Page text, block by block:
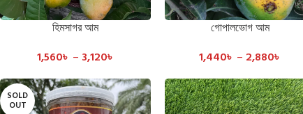
SELECT OPTIONSহিমসাগর আম
1,560৳ – 3,120৳
SELECT OPTIONSগোপালভোগ আম
1,440৳ – 2,880৳
SOLD
OUT